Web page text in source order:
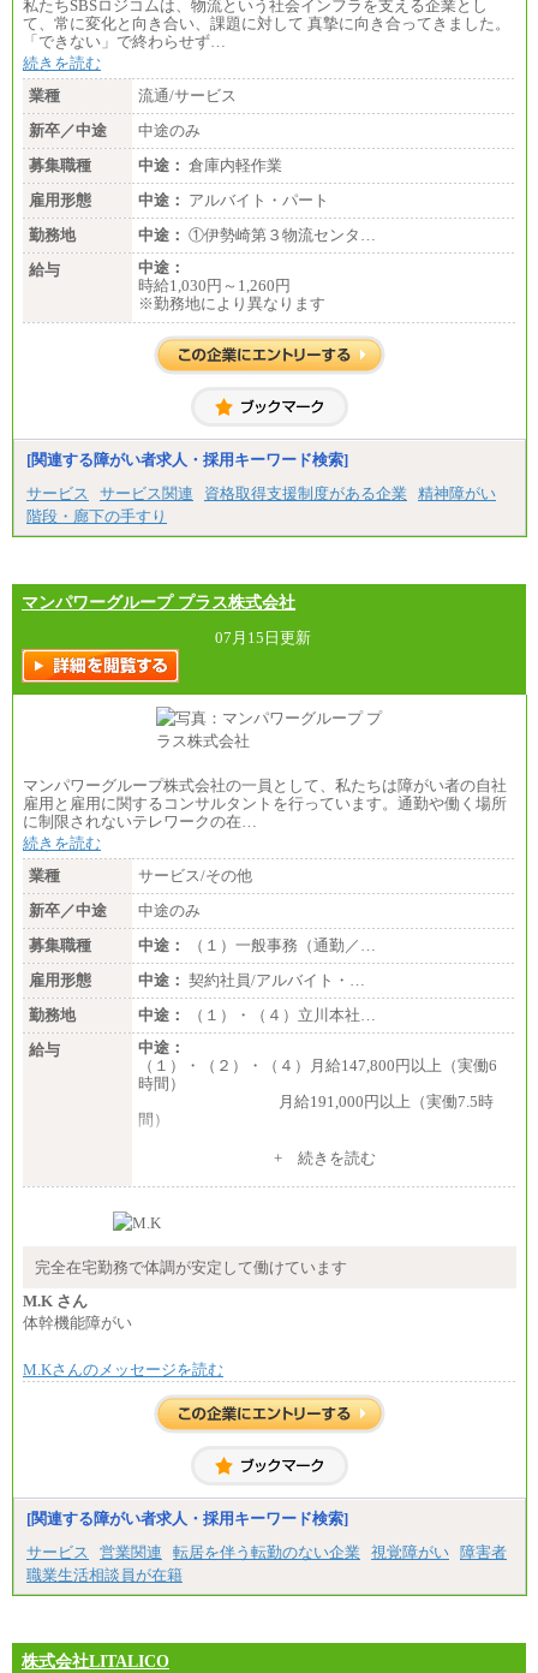
■(株)JTBデータサービス ※2027年新卒募集終了
総合職 月給186,000～194,000円＋地域手当
※詳細はJTBキャリアサイトよりご確認ください。
■I&Jデジタルイノベーション(株)
総合職 月給224,500～242,600円＋地域手当
※詳細はJTBキャリアサイトよりご確認ください。
＜有期社員コース＞
■(株)JTBビジネストランスフォーム
有期契約職 月給185,000～195,000円
※詳細はJTBキャリアサイトよりご確認ください。
■(株)JTBパブリッシング ※2027年新卒募集終了
総合職 月給241,000円
中途：
①月給227,000円以上
②月給212,000円以上
③月給172,500円以上
④月給23万円～37万円
⑥月給33万円～48万円
⑦月給271,000円以上
⑧～⑮月給200,000円〜月給400,000円
⑯月給185,000円以上
⑰月給237,000円以上
⑱月給212,000円以上
⑲東京：月給202,000 円以上 、京都：月給193,000 円
以上
⑳月給205,000円以上
㉓月給224,500円以上
※全コース共通※ 能力・経験・勤務地などにより
異なります
※試用期間中も給与に変更はございません。
私たちSBSロジコムは、物流という社会インフラを支える企業とし
て、常に変化と向き合い、課題に対して 真摯に向き合ってきました。
「できない」で終わらせず…
続きを読む
業種
流通/サービス
新卒／中途
中途のみ
募集職種
中途： 倉庫内軽作業
雇用形態
中途： アルバイト・パート
勤務地
中途： ①伊勢崎第３物流センタ…
給与
中途：
時給1,030円～1,260円
※勤務地により異なります
[関連する障がい者求人・採用キーワード検索]
サービス
サービス関連 資格取得支援制度がある企業
精神障がい
階段・廊下の手すり
マンパワーグループ プラス株式会社
07月15日更新
マンパワーグループ株式会社の一員として、私たちは障がい者の自社
雇用と雇用に関するコンサルタントを行っています。通勤や働く場所
に制限されないテレワークの在…
続きを読む
業種
サービス/その他
新卒／中途
中途のみ
募集職種
中途：
（１）一般事務（通勤／…
雇用形態
中途： 契約社員/アルバイト・…
勤務地
中途：
（１）・（４）立川本社…
給与
中途：
（１）・（２）・（４）月給147,800円以上（実働6
時間）
月給191,000円以上（実働7.5時
間）
（３）月給191,000円以上（実働7.5時間）
（５）月給147,800円以上（実働6時間）
時給 1,226円（実働4.5時間）
間額換算額）
・退職金相当手当 37円
ざいません。
+ 続きを読む
完全在宅勤務で体調が安定して働けています
M.K さん
体幹機能障がい
M.Kさんのメッセージを読む
[関連する障がい者求人・採用キーワード検索]
サービス
営業関連 転居を伴う転勤のない企業 視覚障がい 障害者
職業生活相談員が在籍
株式会社LITALICO